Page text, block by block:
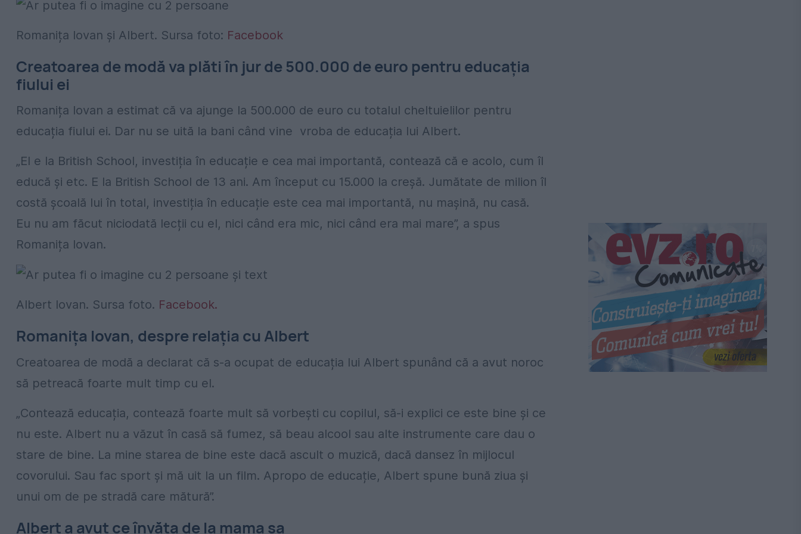
Romanița Iovan şi Albert. Sursa foto: Facebook
Creatoarea de modă va plăti în jur de 500.000 de euro pentru educația
fiului ei
Romanița Iovan a estimat că va ajunge la 500.000 de euro cu totalul cheltuielilor pentru
educația fiului ei. Dar nu se uită la bani când vine vroba de educația lui Albert.
„El e la British School, investiția în educație e cea mai importantă, contează că e acolo, cum îl
educă și etc. E la British School de 13 ani. Am început cu 15.000 la creșă. Jumătate de milion îl
costă școală lui în total, investiția în educație este cea mai importantă, nu mașină, nu casă.
Eu nu am făcut niciodată lecții cu el, nici când era mic, nici când era mai mare”, a spus
Romanița Iovan.
Albert Iovan. Sursa foto. Facebook.
Romanița Iovan, despre relația cu Albert
Creatoarea de modă a declarat că s-a ocupat de educația lui Albert spunând că a avut noroc
să petreacă foarte mult timp cu el.
„Contează educația, contează foarte mult să vorbești cu copilul, să-i explici ce este bine și ce
nu este. Albert nu a văzut în casă să fumez, să beau alcool sau alte instrumente care dau o
stare de bine. La mine starea de bine este dacă ascult o muzică, dacă dansez în mijlocul
covorului. Sau fac sport și mă uit la un film. Apropo de educație, Albert spune bună ziua și
unui om de pe stradă care mătură”.
Albert a avut ce învăța de la mama sa